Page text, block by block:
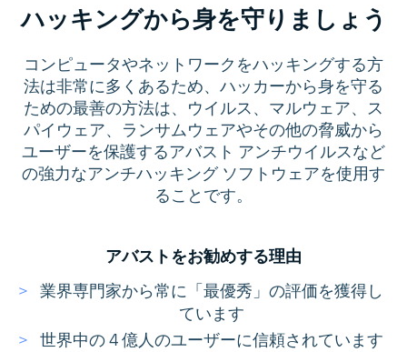
ハッキングから身を守りましょう
コンピュータやネットワークをハッキングする方
法は非常に多くあるため、ハッカーから身を守る
ための最善の方法は、ウイルス、マルウェア、ス
パイウェア、ランサムウェアやその他の脅威から
ユーザーを保護するアバスト アンチウイルスなど
の強力なアンチハッキング ソフトウェアを使用す
ることです。
アバストをお勧めする理由
業界専門家から常に「最優秀」の評価を獲得し
ています
世界中の 4 億人のユーザーに信頼されています